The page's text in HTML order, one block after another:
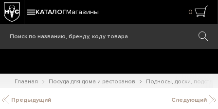
КАТАЛОГМагазины 0
Главная Посуда для дома и ресторанов Подносы, доски,
Предыдущий Следующий